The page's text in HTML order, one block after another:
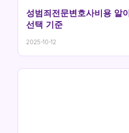
성범죄전문변호사비용 알
선택 기준
2025-10-12